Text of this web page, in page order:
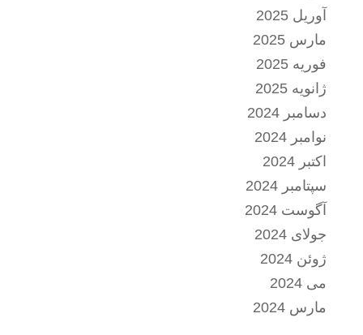
آوریل 2025
مارس 2025
فوریه 2025
ژانویه 2025
دسامبر 2024
نوامبر 2024
اکتبر 2024
سپتامبر 2024
آگوست 2024
جولای 2024
ژوئن 2024
می 2024
مارس 2024